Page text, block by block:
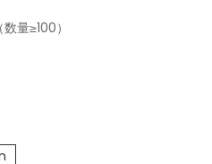
量≥100）